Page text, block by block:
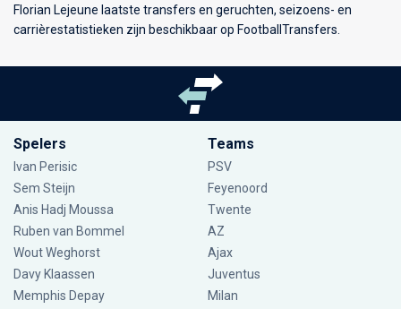
Florian Lejeune laatste transfers en geruchten, seizoens- en
carrièrestatistieken zijn beschikbaar op FootballTransfers.
Spelers
Ivan Perisic
Sem Steijn
Anis Hadj Moussa
Ruben van Bommel
Wout Weghorst
Davy Klaassen
Memphis Depay
Teams
PSV
Feyenoord
Twente
AZ
Ajax
Juventus
Milan